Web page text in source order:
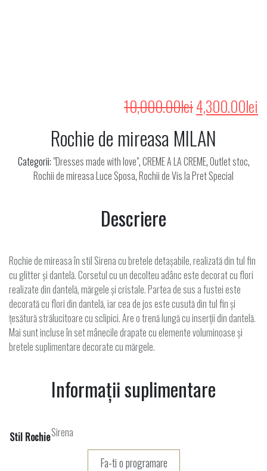
10,000.00leiPrețul
inițial
a
fost:
4,300.00lei
Rochie de mireasa MILAN
Categorii: "Dresses made with love",CREME A LA CREME,Outlet stoc,
Rochii de mireasa Luce Sposa,Rochii de Vis la Pret Special
Descriere
Rochie de mireasa în stil Sirena cu bretele detașabile, realizată din tul fin
cu glitter și dantelă. Corsetul cu un decolteu adânc este decorat cu flori
realizate din dantelă, mărgele și cristale. Partea de sus a fustei este
decorată cu flori din dantelă, iar cea de jos este cusută din tul fin și
țesătură strălucitoare cu sclipici. Are o trenă lungă cu inserții din dantelă.
Mai sunt incluse în set mânecile drapate cu elemente voluminoase și
bretele suplimentare decorate cu mărgele.
Informații suplimentare
Stil RochieSirena
Fa-ti o programare